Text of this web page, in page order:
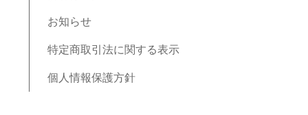
お知らせ
特定商取引法に関する表示
個人情報保護方針